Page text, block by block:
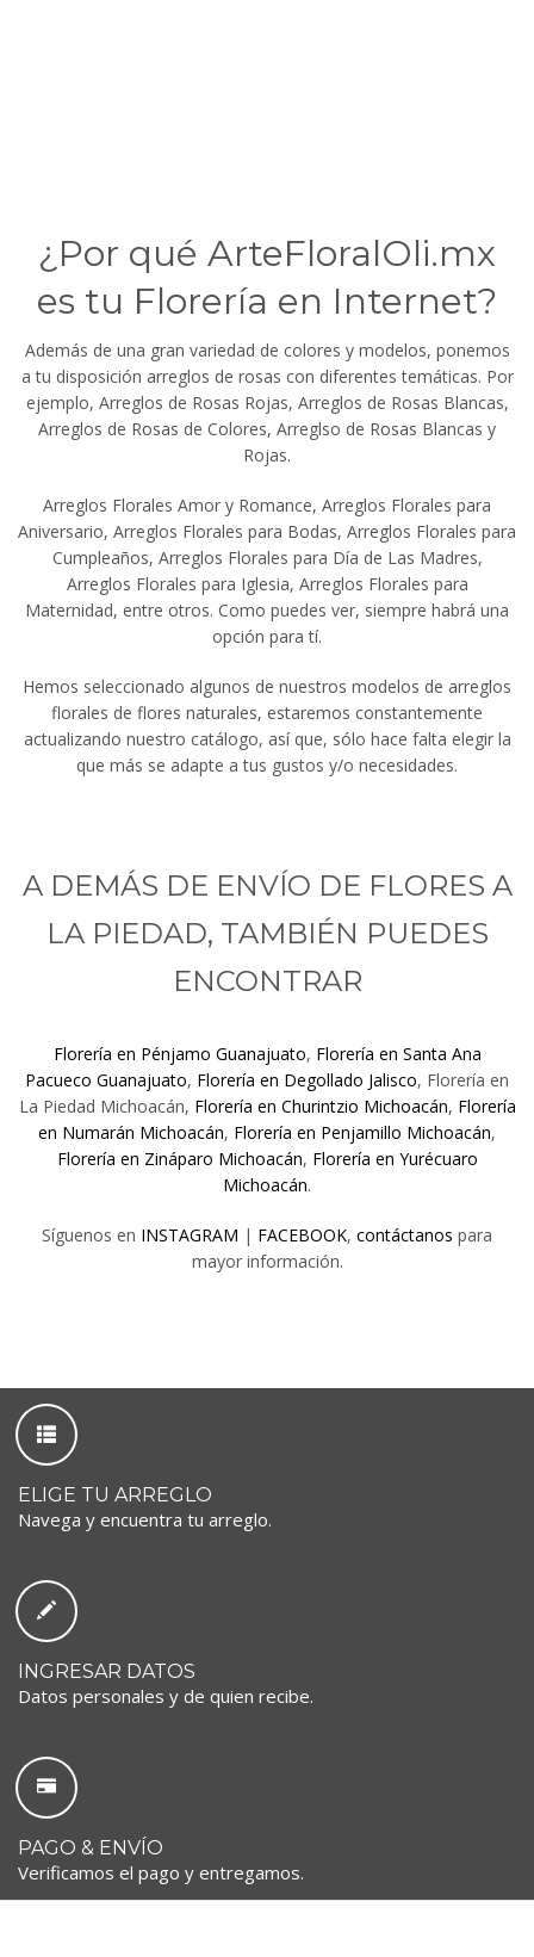
¿Por qué ArteFloralOli.mx
es tu Florería en Internet?
Además de una gran variedad de colores y modelos, ponemos
a tu disposición arreglos de rosas con diferentes temáticas. Por
ejemplo, Arreglos de Rosas Rojas, Arreglos de Rosas Blancas,
Arreglos de Rosas de Colores, Arreglso de Rosas Blancas y
Rojas.
Arreglos Florales Amor y Romance, Arreglos Florales para
Aniversario, Arreglos Florales para Bodas, Arreglos Florales para
Cumpleaños, Arreglos Florales para Día de Las Madres,
Arreglos Florales para Iglesia, Arreglos Florales para
Maternidad, entre otros. Como puedes ver, siempre habrá una
opción para tí.
Hemos seleccionado algunos de nuestros modelos de arreglos
florales de flores naturales, estaremos constantemente
actualizando nuestro catálogo, así que, sólo hace falta elegir la
que más se adapte a tus gustos y/o necesidades.
A DEMÁS DE ENVÍO DE FLORES A
LA PIEDAD, TAMBIÉN PUEDES
ENCONTRAR
Florería en Pénjamo Guanajuato, Florería en Santa Ana
Pacueco Guanajuato, Florería en Degollado Jalisco, Florería en
La Piedad Michoacán, Florería en Churintzio Michoacán, Florería
en Numarán Michoacán, Florería en Penjamillo Michoacán,
Florería en Zináparo Michoacán, Florería en Yurécuaro
Michoacán.
Síguenos en INSTAGRAM | FACEBOOK, contáctanos para
mayor información.
ELIGE TU ARREGLO
Navega y encuentra tu arreglo.
INGRESAR DATOS
Datos personales y de quien recibe.
PAGO & ENVÍO
Verificamos el pago y entregamos.